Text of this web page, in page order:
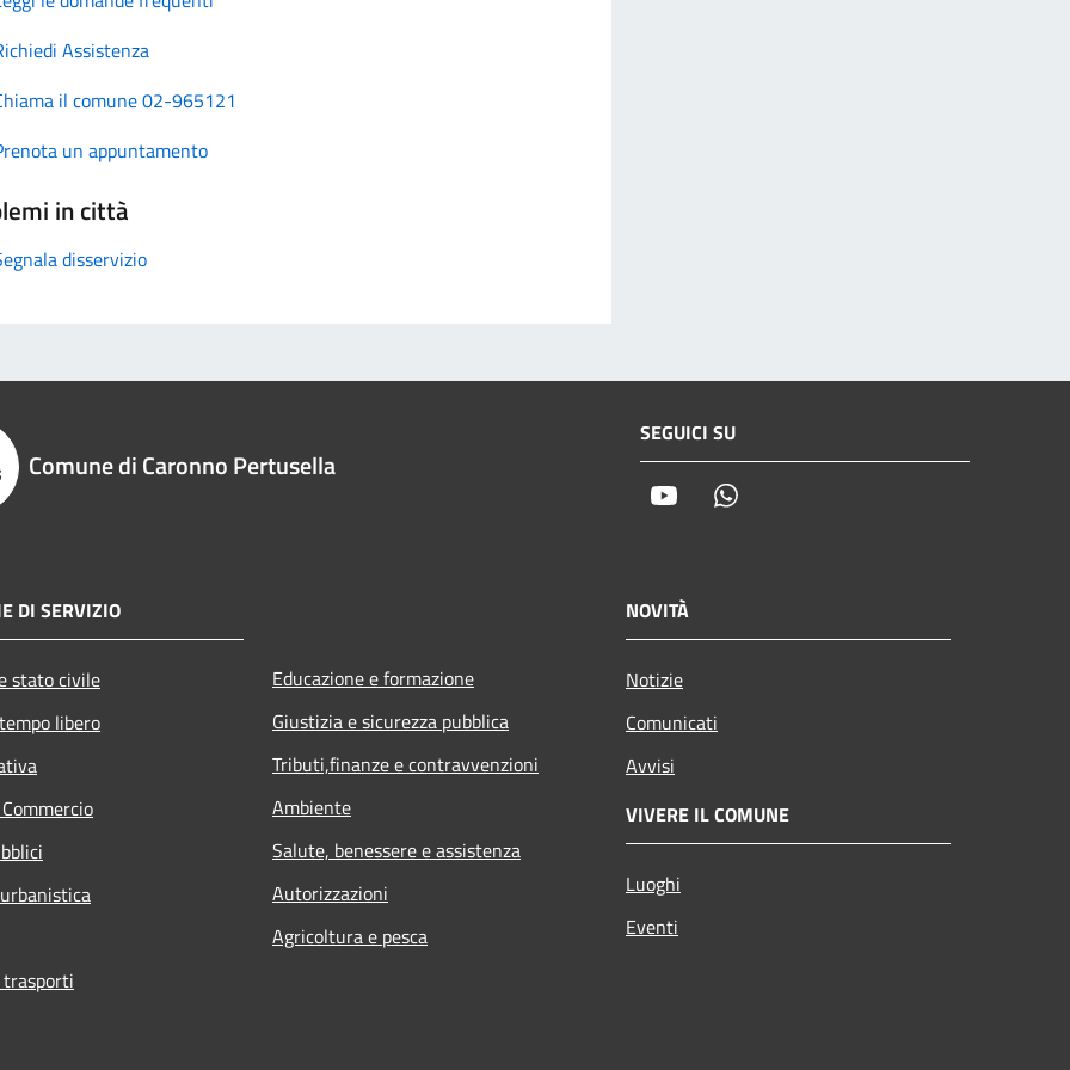
Assistenza
il comune 02-965121
un appuntamento
in città
disservizio
Comune di Caronno Pertusella
SEGUICI SU
Youtube
DI SERVIZIO
stato civile
libero
Educazione e formazione
Giustizia e sicurezza pubblica
Tributi,finanze e contravvenzioni
Ambiente
Salute, benessere e assistenza
Autorizzazioni
Agricoltura e pesca
NOVITÀ
Notizie
Comunicati
Avvisi
VIVERE IL COMUNE
Luoghi
Eventi